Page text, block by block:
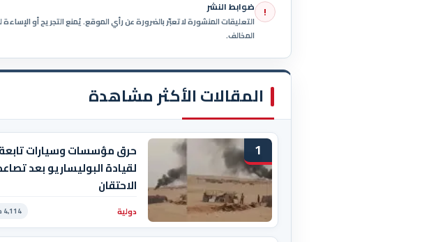
! ضوابط النشر
التعليقات المنشورة لا تعبّر بالضرورة عن رأي الموقع. يُمنع التجريح أو
المخالف.
المقالات الأكثر مشاهدة
1
حرق مؤسسات وسيارات تابعة
لقيادة البوليساريو بعد
الاحتقان
دولية 4,114 مشاهدة